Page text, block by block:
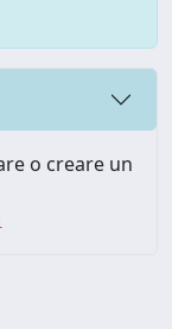
o creare un